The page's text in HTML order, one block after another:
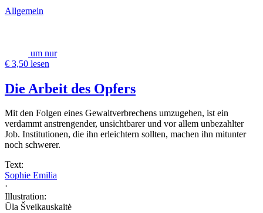
Allgemein
um nur
€ 3,50 lesen
Die Arbeit des Opfers
Mit den Folgen eines Gewaltverbrechens umzugehen, ist ein
verdammt anstrengender, unsichtbarer und vor allem unbezahlter
Job. Institutionen, die ihn erleichtern sollten, machen ihn mitunter
noch schwerer.
Text:
Sophie Emilia
·
Illustration:
Ūla Šveikauskaitė